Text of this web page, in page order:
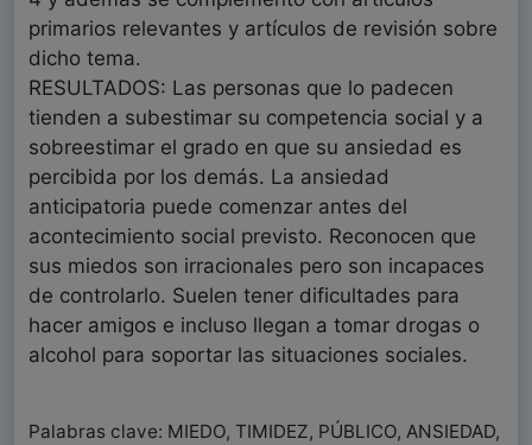
primarios relevantes y artículos de revisión sobre
dicho tema.
RESULTADOS: Las personas que lo padecen
tienden a subestimar su competencia social y a
sobreestimar el grado en que su ansiedad es
percibida por los demás. La ansiedad
anticipatoria puede comenzar antes del
acontecimiento social previsto. Reconocen que
sus miedos son irracionales pero son incapaces
de controlarlo. Suelen tener dificultades para
hacer amigos e incluso llegan a tomar drogas o
alcohol para soportar las situaciones sociales.
Palabras clave: MIEDO, TIMIDEZ, PÚBLICO, ANSIEDAD,